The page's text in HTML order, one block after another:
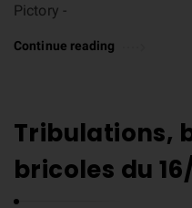
Pictory -
Continue reading
Tribulations,
bricoles du